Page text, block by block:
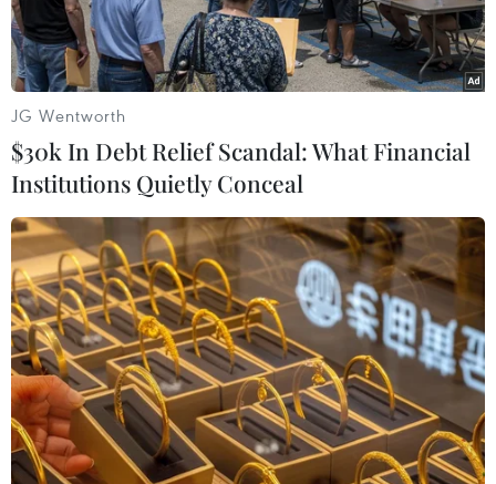
Với hình thức đấu giá một vòng cho từng thửa đất sẽ chọn
người trúng bỏ giá cao nhất. (Ảnh: Minh Nghĩa/Vietnam+)
Ngày 29/8, Trung tâm Phát triển Quỹ đất huyện
Phúc Thọ (Hà Nội) mở Phiên đấu giá quyền sử
dụng đất ở đối với 30 thửa đất thuộc khu Dộc
JG Wentworth
$30k In Debt Relief Scandal: What Financial
Institutions Quietly Conceal